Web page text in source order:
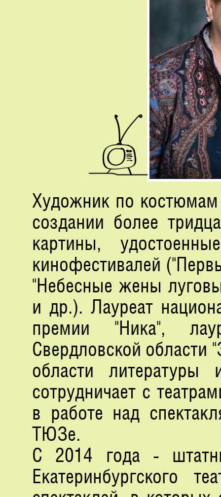
Художник по костюмам
создании более
картины,
кинофестивалей
"Небесные жены
и др.). Лауреат
премии "Ника",
Свердловской
области
сотрудничает с
в работе над
ТЮЗе.
С 2014 года -
Екатеринбургского